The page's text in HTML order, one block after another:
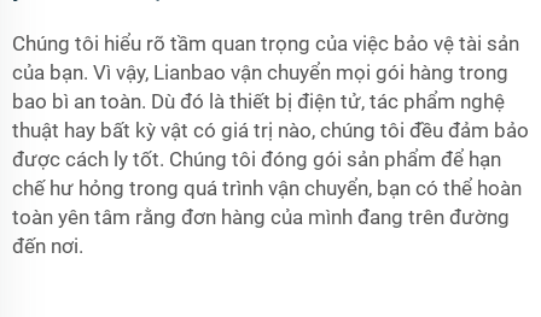
Chúng tôi hiểu rõ tầm quan trọng của việc bảo vệ tài sản
của bạn. Vì vậy, Lianbao vận chuyển mọi gói hàng trong
bao bì an toàn. Dù đó là thiết bị điện tử, tác phẩm nghệ
thuật hay bất kỳ vật có giá trị nào, chúng tôi đều đảm bảo
được cách ly tốt. Chúng tôi đóng gói sản phẩm để hạn
chế hư hỏng trong quá trình vận chuyển, bạn có thể hoàn
toàn yên tâm rằng đơn hàng của mình đang trên đường
đến nơi.